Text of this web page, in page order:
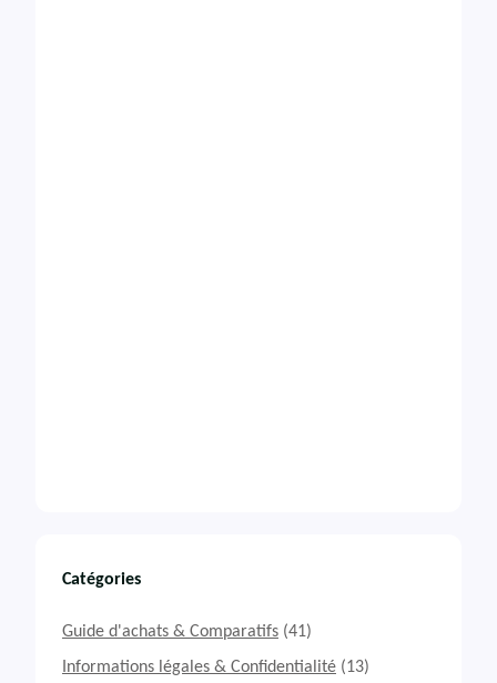
Catégories
Guide d'achats & Comparatifs (41)
Informations légales & Confidentialité (13)